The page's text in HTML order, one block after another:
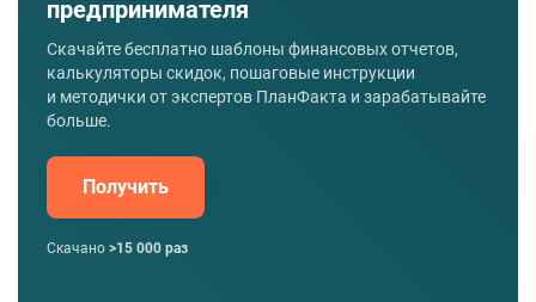
предпринимателя
Скачайте бесплатно шаблоны финансовых отчетов,
калькуляторы скидок, пошаговые инструкции
и методички от экспертов ПланФакта и зарабатывайте
больше.
Получить
Скачано >15 000 раз